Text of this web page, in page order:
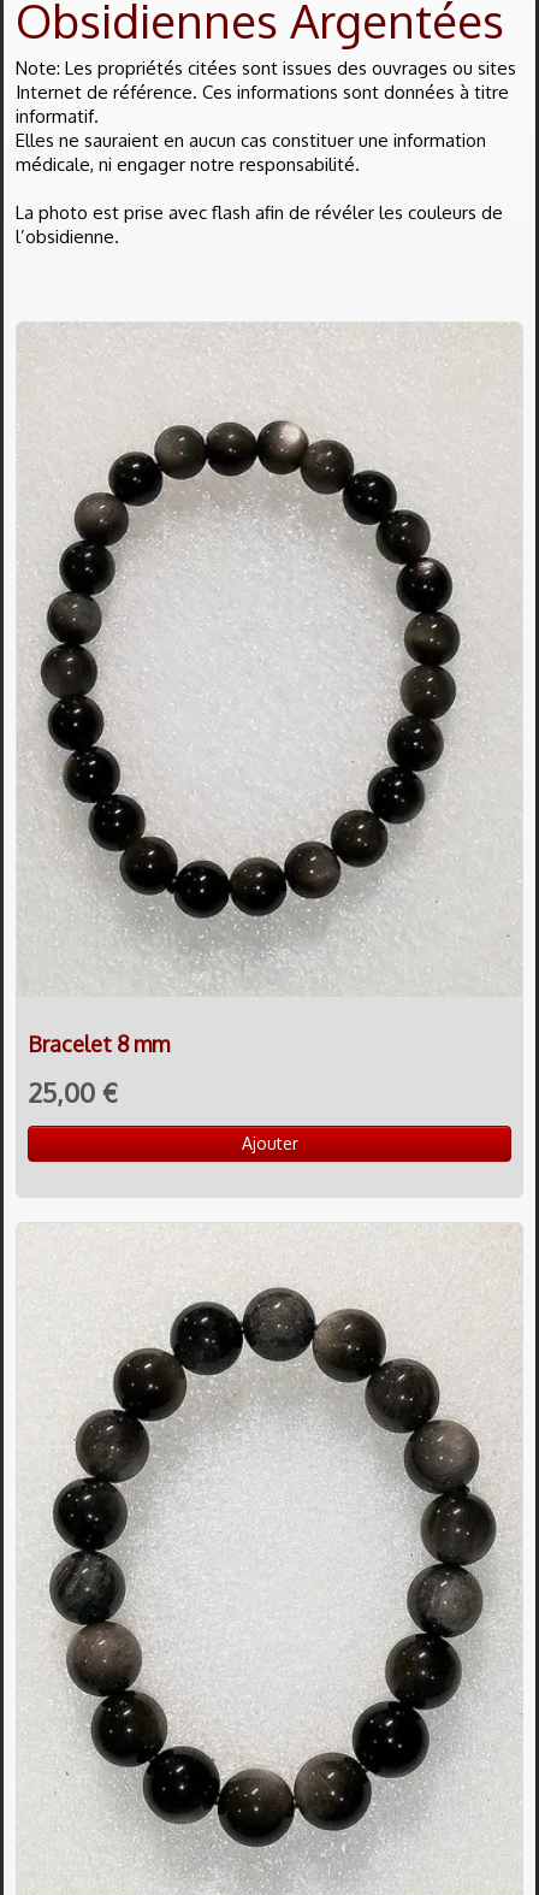
Bagues▼
Boucles d'oreilles▼
Bracelets▼
Colliers
Pendentifs
Pierres Nat. ▼
Vertus ▼
Obsidiennes Argentées
Note: Les propriétés citées sont issues des ouvrages ou sites
Internet de référence. Ces informations sont données à titre
informatif.
Elles ne sauraient en aucun cas constituer une information
médicale, ni engager notre responsabilité.
La photo est prise avec flash afin de révéler les couleurs de
l’obsidienne.
Bracelet 8 mm
25,00 €
Ajouter